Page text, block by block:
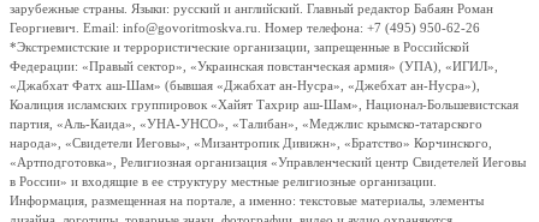
зарубежные страны. Языки: русский и английский. Главный редактор Бабаян Роман
Георгиевич. Email: info@govoritmoskva.ru. Номер телефона: +7 (495) 950-62-26
*Экстремистские и террористические организации, запрещенные в Российской
Федерации: «Правый сектор», «Украинская повстанческая армия» (УПА), «ИГИЛ»,
«Джабхат Фатх аш-Шам» (бывшая «Джабхат ан-Нусра», «Джебхат ан-Нусра»),
Коалиция исламских группировок «Хайят Тахрир аш-Шам», Национал-Большевистская
партия, «Аль-Каида», «УНА-УНСО», «Талибан», «Меджлис крымско-татарского
народа», «Свидетели Иеговы», «Мизантропик Дивижн», «Братство» Корчинского,
«Артподготовка», Религиозная организация «Управленческий центр Свидетелей Иеговы
в России» и входящие в ее структуру местные религиозные организации.
Информация, размещенная на портале, а именно: текстовые материалы, элементы